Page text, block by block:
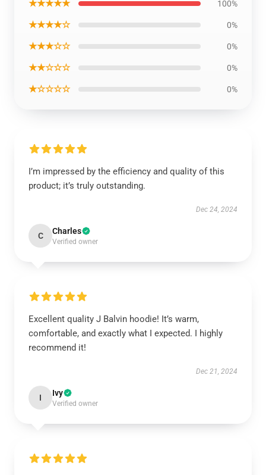
★★★★★ 100%
★★★★☆ 0%
★★★☆☆ 0%
★★☆☆☆ 0%
★☆☆☆☆ 0%
I’m impressed by the efficiency and quality of this
product; it’s truly outstanding.
Dec 24, 2024
C Charles
Verified owner
Excellent quality J Balvin hoodie! It’s warm,
comfortable, and exactly what I expected. I highly
recommend it!
Dec 21, 2024
I Ivy
Verified owner